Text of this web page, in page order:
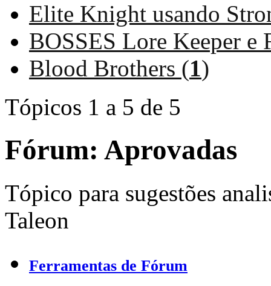
Elite Knight usando
BOSSES Lore Keeper e
Blood Brothers (1)
Tópicos 1 a 5 de 5
Fórum: Aprovadas
Tópico para sugestões
Taleon
Ferramentas de Fórum